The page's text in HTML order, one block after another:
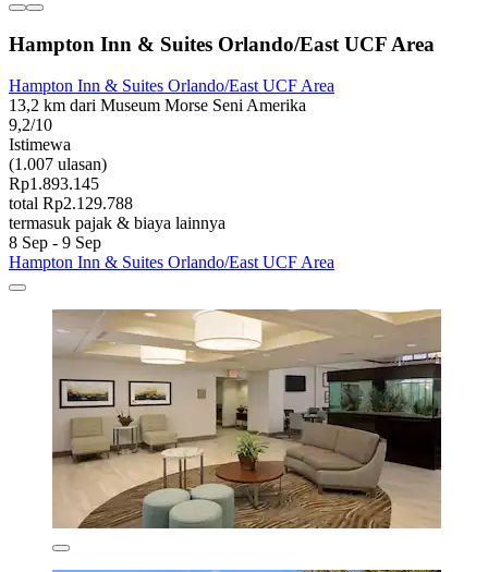
Hampton Inn & Suites Orlando/East UCF Area
Hampton Inn & Suites Orlando/East UCF Area
13,2 km dari Museum Morse Seni Amerika
9,2/10
Istimewa
(1.007 ulasan)
Rp1.893.145
total Rp2.129.788
termasuk pajak & biaya lainnya
8 Sep - 9 Sep
Hampton Inn & Suites Orlando/East UCF Area